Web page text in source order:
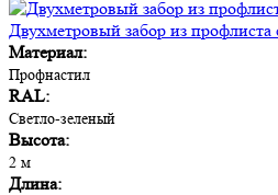
Двухметровый забор из профлиста
Материал:
Профнастил
RAL:
Светло-зеленый
Высота:
2 м
Длина: